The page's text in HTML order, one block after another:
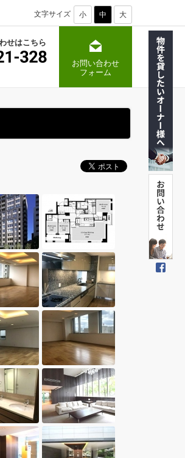
文字サイズ 小 中 大
せはこちら
お問い合わせ
フォーム